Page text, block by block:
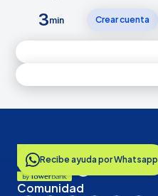
3min Crear cuenta
Comunidad
Recibe ayuda por Whatsapp